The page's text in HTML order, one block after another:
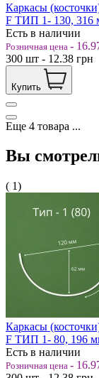
Каркасы
F ТИП 1- 130, 316
Есть в наличии
Розничная цена -
300 шт - 12.38 грн
Купить
Еще 4 товара ...
Вы
( 1)
Каркасы
F ТИП 1- 80, 196
Есть в наличии
Розничная цена -